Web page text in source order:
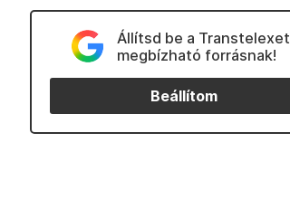
Állítsd be a Transtelexet
megbízható forrásnak!
Beállítom